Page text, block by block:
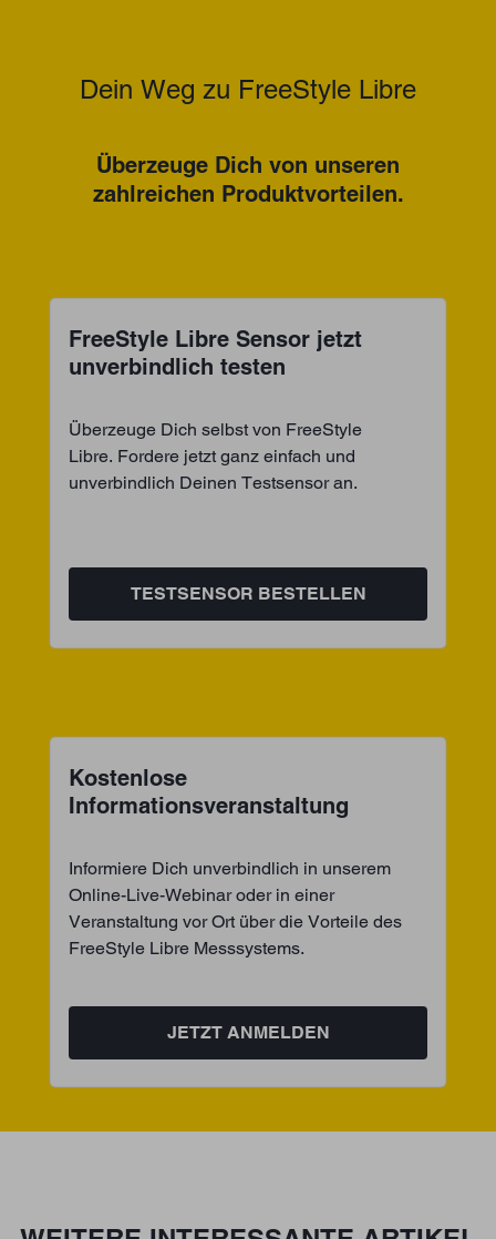
Dein Weg zu FreeStyle Libre
Überzeuge Dich von unseren
zahlreichen Produktvorteilen.
FreeStyle Libre Sensor jetzt
unverbindlich testen
Überzeuge Dich selbst von FreeStyle
Libre. Fordere jetzt ganz einfach und
unverbindlich Deinen Testsensor an.
TESTSENSOR BESTELLEN
Kostenlose
Informationsveranstaltung
Informiere Dich unverbindlich in unserem
Online-Live-Webinar oder in einer
Veranstaltung vor Ort über die Vorteile des
FreeStyle Libre Messsystems.
JETZT ANMELDEN